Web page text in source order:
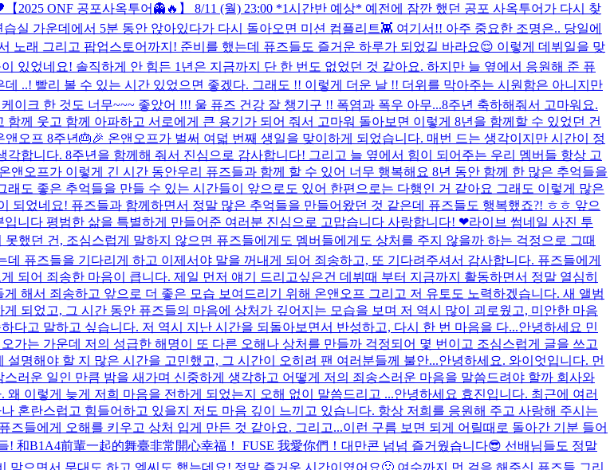
【2025 ONF 공포사옥투어👻🔥】 8/11 (월) 23:00 *1시간반 예상* 예전에 잠깐 했던 공포 사옥투어가 다시 찾
실 가운데에서 5분 동안 앉아있다가 다시 돌아오면 미션 컴플리트👾 여기서!! 아주 중요한 조명은.. 당일에
노래 그리고 팝업스토어까지! 준비를 했는데 퓨즈들도 즐거운 하루가 되었길 바라요😌 이렇게 데뷔일을 맞
있었네요! 솔직하게 안 힘든 1년은 지금까지 단 한 번도 없었던 것 같아요. 하지만 늘 옆에서 응원해 준 퓨
..! 빨리 볼 수 있는 시간 있었으면 좋겠다. 그래도 !! 이렇게 더운 날 !! 더위를 막아주는 시원함은 아니지만
이크 한 것도 너무~~~ 좋았어 !!! 울 퓨즈 건강 잘 챙기구 !! 폭염과 폭우 아무...8주년 축하해줘서 고마워요.
께 웃고 함께 아파하고 서로에게 큰 용기가 되어 줘서 고마워 돌아보면 이렇게 8년을 함께할 수 있었던 건
앤오프 8주년🎂🎉 온앤오프가 벌써 여덟 번째 생일을 맞이하게 되었습니다. 매번 드는 생각이지만 시간이 정
합니다. 8주년을 함께해 줘서 진심으로 감사합니다! 그리고 늘 옆에서 힘이 되어주는 우리 멤버들 항상 고
앤오프가 이렇게 긴 시간 동안우리 퓨즈들과 함께 할 수 있어 너무 행복해요 8년 동안 함께 한 많은 추억들을
도 좋은 추억들을 만들 수 있는 시간들이 앞으로도 있어 한편으로는 다행인 거 같아요 그래도 이렇게 많은
되었네요! 퓨즈들과 함께하면서 정말 많은 추억들을 만들어왔던 것 같은데 퓨즈들도 행복했죠?! ㅎㅎ 앞으
니다 평범한 삶을 특별하게 만들어준 여러분 진심으로 고맙습니다 사랑합니다! ❤라이브 썸네일 사진 투
했던 건, 조심스럽게 말하지 않으면 퓨즈들에게도 멤버들에게도 상처를 주지 않을까 하는 걱정으로 그때
퓨즈들을 기다리게 하고 이제서야 말을 꺼내게 되어 죄송하고, 또 기다려주셔서 감사합니다. 퓨즈들에게
되어 죄송한 마음이 큽니다. 제일 먼저 얘기 드리고싶은건 데뷔때 부터 지금까지 활동하면서 정말 열심히
해서 죄송하고 앞으로 더 좋은 모습 보여드리기 위해 온앤오프 그리고 저 유토도 노력하겠습니다. 새 앨범
되었고, 그 시간 동안 퓨즈들의 마음에 상처가 깊어지는 모습을 보며 저 역시 많이 괴로웠고, 미안한 마음
다고 말하고 싶습니다. 저 역시 지난 시간을 되돌아보면서 반성하고, 다시 한 번 마음을 다...안녕하세요 민
가는 가운데 저의 성급한 해명이 또 다른 오해나 상처를 만들까 걱정되어 몇 번이고 조심스럽게 글을 쓰고
명해야 할 지 많은 시간을 고민했고, 그 시간이 오히려 팬 여러분들께 불안...안녕하세요. 와이엇입니다. 먼
러운 일인 만큼 밤을 새가며 신중하게 생각하고 어떻게 저의 죄송스러운 마음을 말씀드려야 할까 회사와
이렇게 늦게 저희 마음을 전하게 되었는지 오해 없이 말씀드리고 ...안녕하세요 효진입니다. 최근에 여러
혼란스럽고 힘들어하고 있을지 저도 마음 깊이 느끼고 있습니다. 항상 저희를 응원해 주고 사랑해 주시는
즈들에게 오해를 키우고 상처 입게 만든 것 같아요. 그리고...이런 구름 보면 되게 어릴때로 돌아간 기분 들어
和B1A4前輩一起的舞臺非常開心幸福！ FUSE 我愛你們！ 대만콘 넘넘 즐거웠습니다😎 선배님들도 정말
맞으면서 무대도 하고 엠씨도 했는데요! 정말 즐거운 시간이였어요🙂 여수까지 먼 걸음 해주신 퓨즈들 그리